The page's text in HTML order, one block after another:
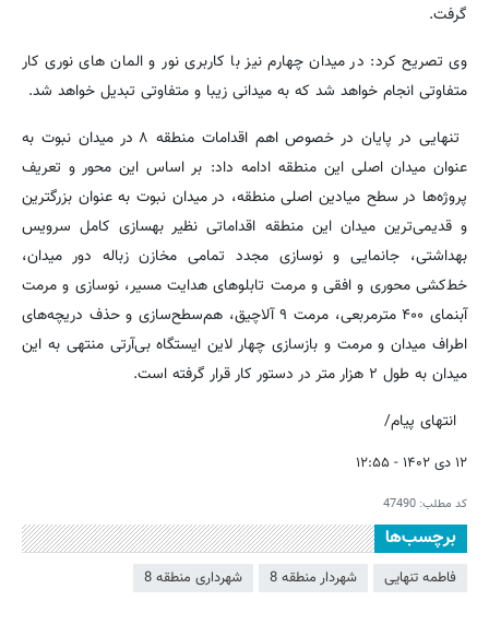
گرفت.
وی تصریح کرد: در میدان چهارم نیز با کاربری نور و المان های نوری کار
متفاوتی انجام خواهد شد که به میدانی زیبا و متفاوتی تبدیل خواهد شد.
تنهایی در پایان در خصوص اهم اقدامات منطقه ۸ در میدان نبوت به
عنوان میدان اصلی این منطقه ادامه داد: بر اساس این محور و تعریف
پروژه‌ها در سطح میادین اصلی منطقه، در میدان نبوت به عنوان بزرگترین
و قدیمی‌ترین میدان این منطقه اقداماتی نظیر بهسازی کامل سرویس
بهداشتی، جانمایی و نوسازی مجدد تمامی مخازن زباله دور میدان،
خط‌کشی محوری و افقی و مرمت تابلوهای هدایت مسیر، نوسازی و مرمت
آبنمای ۴۰۰ مترمربعی، مرمت ۹ آلاچیق، هم‌سطح‌سازی و حذف دریچه‌های
اطراف میدان و مرمت و بازسازی چهار لاین ایستگاه بی‌آرتی منتهی به این
میدان به طول ۲ هزار متر در دستور کار قرار گرفته است.
انتهای پیام/
۱۲ دی ۱۴۰۲ - ۱۲:۵۵
کد مطلب: 47490
برچسب‌ها
فاطمه تنهایی شهردار منطقه 8 شهرداری منطقه 8